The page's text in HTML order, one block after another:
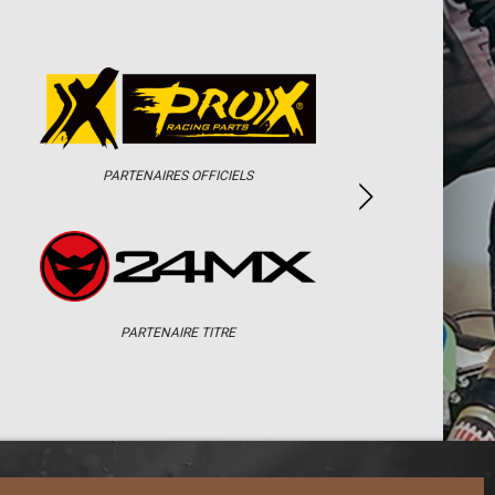
PARTENAIRES OFFICIELS
PARTENAIRE TITRE